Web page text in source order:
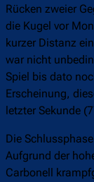
Rücken zweier
die Kugel vor
kurzer Distanz
war nicht
Spiel bis dato
Erscheinung,
letzter Sekunde
Die
Aufgrund der
Carbonell